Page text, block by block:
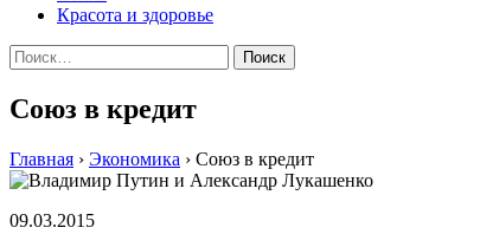
Красота и здоровье
Найти:
Союз в кредит
Главная › Экономика › Союз в кредит
09.03.2015